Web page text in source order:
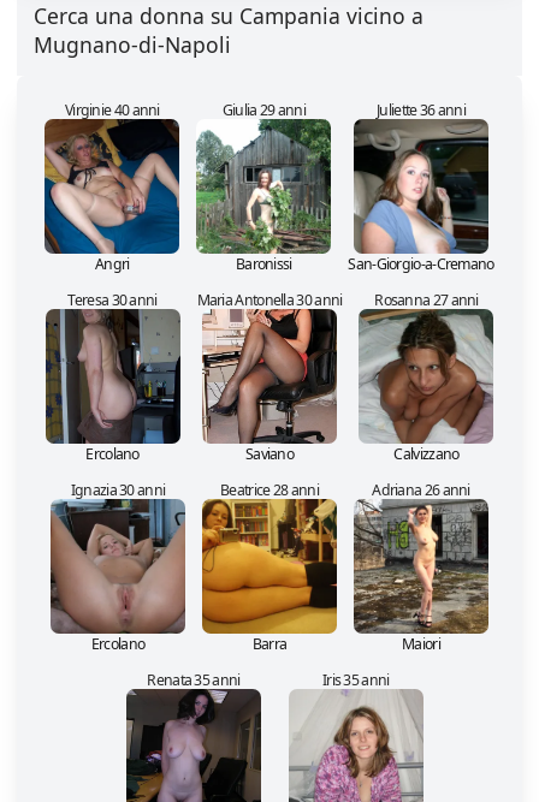
Cerca una donna su Campania vicino a
Mugnano-di-Napoli
Virginie 40 anni
Angri
Giulia 29 anni
Baronissi
Juliette 36 anni
San-Giorgio-a-Cremano
Teresa 30 anni
Ercolano
Maria Antonella 30 anni
Saviano
Rosanna 27 anni
Calvizzano
Ignazia 30 anni
Ercolano
Beatrice 28 anni
Barra
Adriana 26 anni
Maiori
Renata 35 anni
Iris 35 anni